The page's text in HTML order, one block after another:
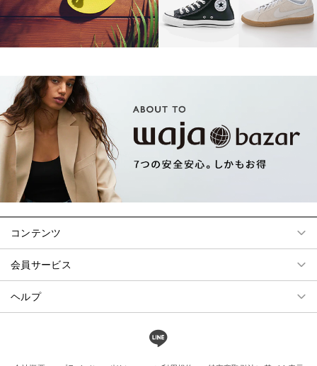
コンテンツ
会員サービス
ヘルプ